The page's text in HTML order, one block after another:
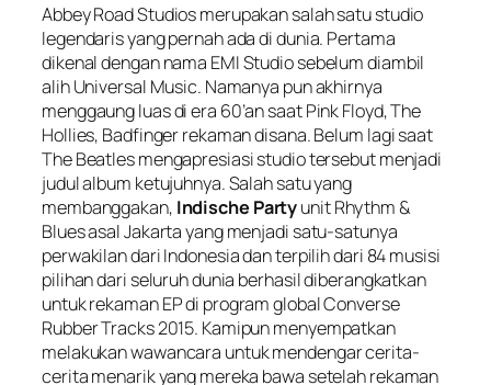
Abbey Road Studios merupakan salah satu studio
legendaris yang pernah ada di dunia. Pertama
dikenal dengan nama EMI Studio sebelum diambil
alih Universal Music. Namanya pun akhirnya
menggaung luas di era 60’an saat Pink Floyd, The
Hollies, Badfinger rekaman disana. Belum lagi saat
The Beatles mengapresiasi studio tersebut menjadi
judul album ketujuhnya. Salah satu yang
membanggakan, Indische Partyunit Rhythm &
Blues asal Jakarta yang menjadi satu-satunya
perwakilan dari Indonesia dan terpilih dari 84 musisi
pilihan dari seluruh dunia berhasil diberangkatkan
untuk rekaman EP di program global Converse
Rubber Tracks 2015. Kamipun menyempatkan
melakukan wawancara untuk mendengar cerita-
cerita menarik yang mereka bawa setelah rekaman